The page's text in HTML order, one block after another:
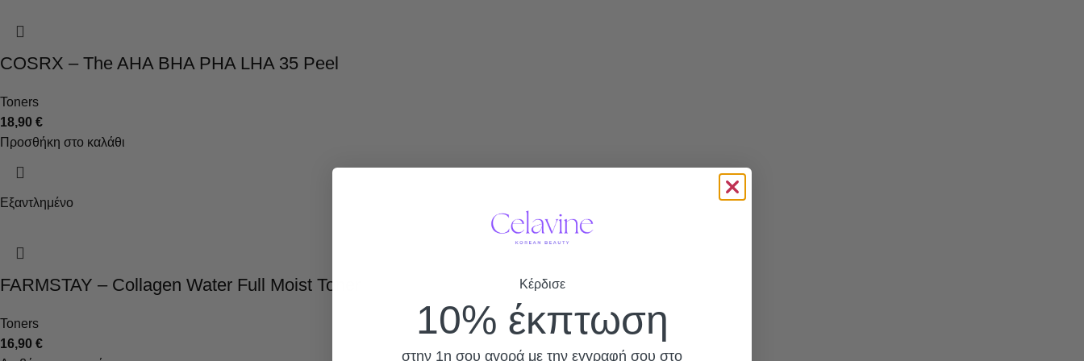
COSRX – The AHA BHA PHA LHA 35 Peel
Toners
18,90 €
Προσθήκη στο καλάθι
Εξαντλημένο
FARMSTAY – Collagen Water Full Moist Toner
Toners
16,90 €
Κέρδισε
10% έκπτωση
στην 1η σου αγορά με την εγγραφή σου στο